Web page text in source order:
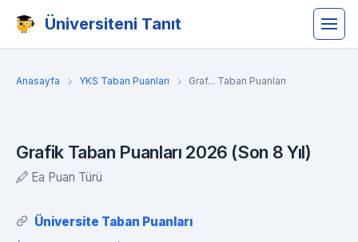
Üniversiteni Tanıt
Anasayfa YKS Taban Puanları Graf... Taban Puanları
Grafik Taban Puanları 2026 (Son 8 Yıl)
Ea Puan Türü
Üniversite Taban Puanları